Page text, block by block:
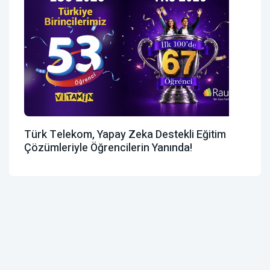
Türk Telekom, Yapay Zeka Destekli Eğitim
Çözümleriyle Öğrencilerin Yanında!